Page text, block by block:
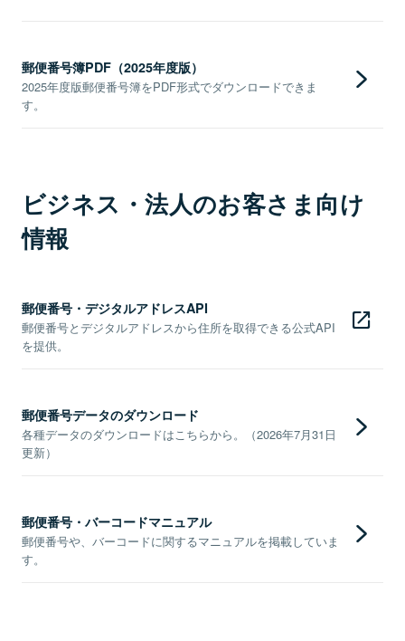
郵便番号簿PDF（2025年度版）
2025年度版郵便番号簿をPDF形式でダウンロードできま
す。
ビジネス・法人のお客さま向け
情報
郵便番号・デジタルアドレスAPI
郵便番号とデジタルアドレスから住所を取得できる公式API
を提供。
郵便番号データのダウンロード
各種データのダウンロードはこちらから。（2026年7月31日
更新）
郵便番号・バーコードマニュアル
郵便番号や、バーコードに関するマニュアルを掲載していま
す。